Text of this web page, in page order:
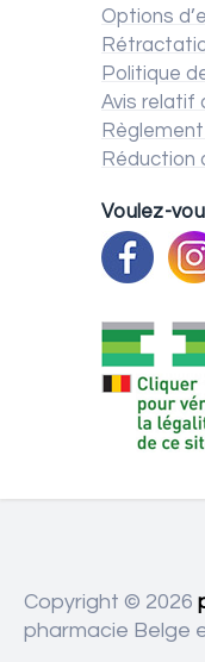
Options
Politique
Avis relatif
Réduction
Voulez-
Copyright © 2026
pharmacie Belge